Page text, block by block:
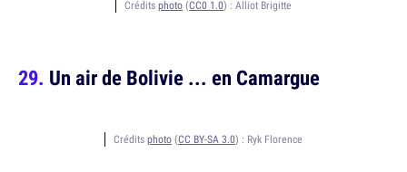
Crédits photo (CC0 1.0) : Alliot Brigitte
Un air de Bolivie ... en Camargue
Crédits photo (CC BY-SA 3.0) : Ryk Florence